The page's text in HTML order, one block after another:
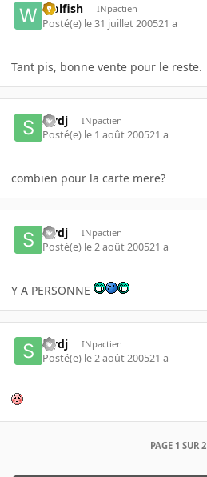
wolfish INpactien
Posté(e) le 31 juillet 200521 a
Tant pis, bonne vente pour le reste.
slydj INpactien
Posté(e) le 1 août 200521 a
combien pour la carte mere?
slydj INpactien
Posté(e) le 2 août 200521 a
Y A PERSONNE
slydj INpactien
Posté(e) le 2 août 200521 a
PAGE 1 SUR 2